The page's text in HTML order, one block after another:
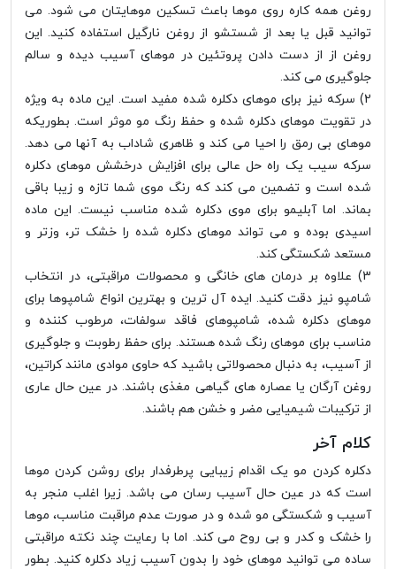
روغن همه کاره روی موها باعث تسکین موهایتان می شود. می
توانید قبل یا بعد از شستشو از روغن نارگیل استفاده کنید. این
روغن از از دست دادن پروتئین در موهای آسیب دیده و سالم
جلوگیری می کند.
2) سرکه نیز برای موهای دکلره شده مفید است. این ماده به ویژه
در تقویت موهای دکلره شده و حفظ رنگ مو موثر است. بطوریکه
موهای بی رمق را احیا می کند و ظاهری شاداب به آنها می دهد.
سرکه سیب یک راه حل عالی برای افزایش درخشش موهای دکلره
شده است و تضمین می کند که رنگ موی شما تازه و زیبا باقی
بماند. اما آبلیمو برای موی دکلره شده مناسب نیست. این ماده
اسیدی بوده و می تواند موهای دکلره شده را خشک تر، وزتر و
مستعد شکستگی کند.
3) علاوه بر درمان های خانگی و محصولات مراقبتی، در انتخاب
شامپو نیز دقت کنید. ایده آل ترین و بهترین انواع شامپوها برای
موهای دکلره شده، شامپوهای فاقد سولفات، مرطوب کننده و
مناسب برای موهای رنگ شده هستند. برای حفظ رطوبت و جلوگیری
از آسیب، به دنبال محصولاتی باشید که حاوی موادی مانند کراتین،
روغن آرگان یا عصاره های گیاهی مغذی باشند. در عین حال عاری
از ترکیبات شیمیایی مضر و خشن هم باشند.
کلام آخر
دکلره کردن مو یک اقدام زیبایی پرطرفدار برای روشن کردن موها
است که در عین حال آسیب رسان می باشد. زیرا اغلب منجر به
آسیب و شکستگی مو شده و در صورت عدم مراقبت مناسب، موها
را خشک و کدر و بی روح می کند. اما با رعایت چند نکته مراقبتی
ساده می توانید موهای خود را بدون آسیب زیاد دکلره کنید. بطور